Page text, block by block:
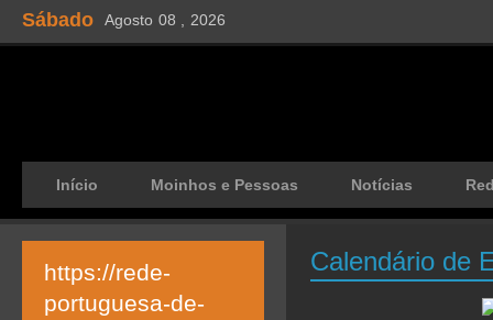
Sábado Agosto 08 , 2026
Início Moinhos e Pessoas Notícias
Calendário de
https://rede-
portuguesa-de-